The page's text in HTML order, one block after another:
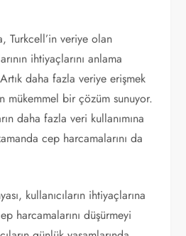
Turkcell’in veriye olan
ihtiyaçlarını anlama
daha fazla veriye erişmek
mükemmel bir çözüm sunuyor.
daha fazla veri kullanımına
cep harcamalarını da
kullanıcıların ihtiyaçlarına
harcamalarını düşürmeyi